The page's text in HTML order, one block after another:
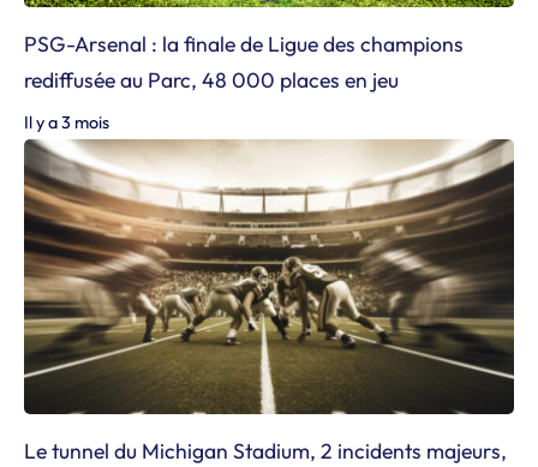
PSG-Arsenal : la finale de Ligue des champions
rediffusée au Parc, 48 000 places en jeu
Il y a 3 mois
Le tunnel du Michigan Stadium, 2 incidents majeurs,